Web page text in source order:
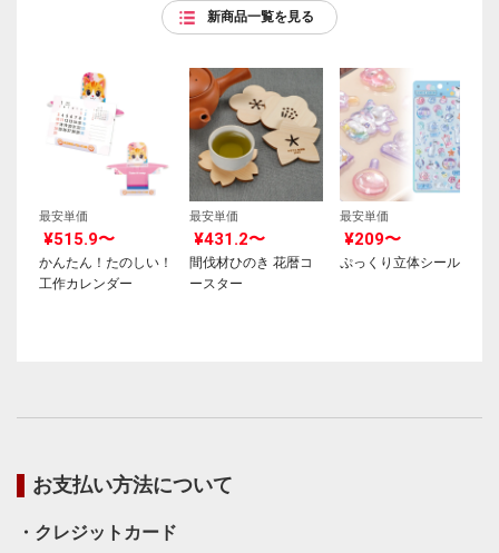
新商品一覧を見る
最安単価
¥515.9〜
かんたん！たのしい！
工作カレンダー
最安単価
¥431.2〜
間伐材ひのき 花暦コ
ースター
最安単価
¥209〜
ぷっくり立体シール
お支払い方法について
・クレジットカード